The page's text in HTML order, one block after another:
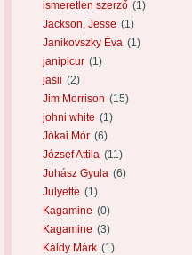
ismeretlen szerző (1)
Jackson, Jesse (1)
Janikovszky Éva (1)
janipicur (1)
jasii (2)
Jim Morrison (15)
johni white (1)
Jókai Mór (6)
József Attila (11)
Juhász Gyula (6)
Julyette (1)
Kagamine (0)
Kagamine (3)
Káldy Márk (1)